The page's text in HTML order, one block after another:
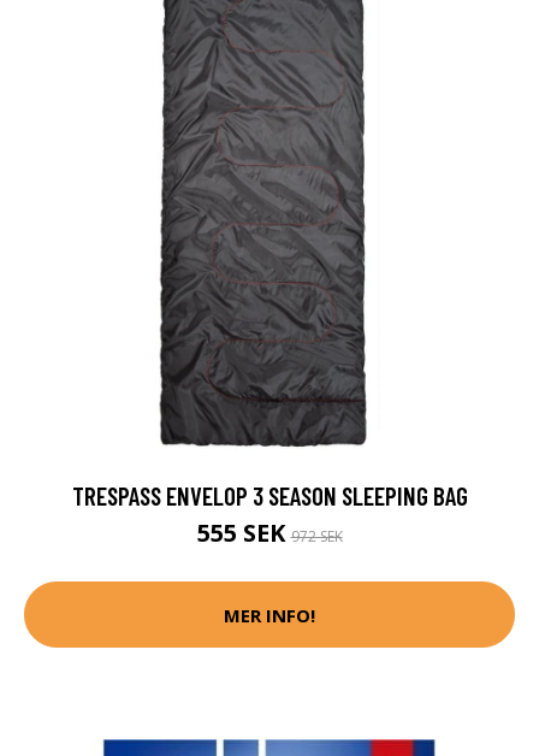
TRESPASS ENVELOP 3 SEASON SLEEPING BAG
555 SEK972 SEK
MER INFO!